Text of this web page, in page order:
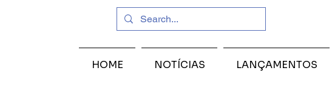
HOME NOTÍCIAS LANÇAMENTOS